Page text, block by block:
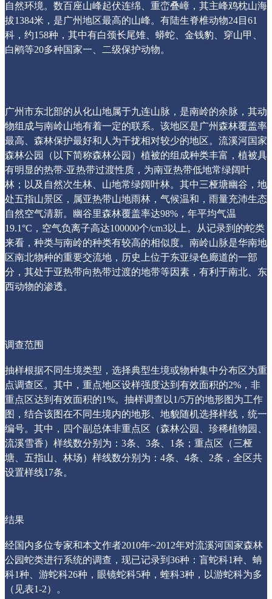
自然环境。数百座山峰起伏连绵、重峦叠嶂，其主峰鸡枕山海
拔1384米，是广州地区最高的山峰。有陆生脊椎动物24目61
科，约158种，其中有白颈长尾雉、蟒蛇、金钱豹、穿山甲、
白鹇等20多种国家一、二级保护动物。
广州市东北部的从化山地属于九连山脉，是南岭的余脉，其动
物组成与南岭山地有着一定的联系。该地区是广州森林覆盖率
最高、森林保护最好和人为干拢相对较少的地区。流溪河国家
森林公园（以下简称森林公园）植被的组成种类丰富，植被具
有明显的热带-亚热带过渡性质，为南亚热带低地常绿阔叶
林；以及自然次生林、山地常绿阔叶林。其中三桠塘幽谷，地
处五指山景区，属亚热带山地雨林，气候温和，雨量充沛生态
自然空气清新。幽谷里森林覆盖率达98%，年平均气温
19.1°C，空气负离子高达100000个/cm3以上。从记录到的蛇类
来看，种类与南岭的种类有较高的相似度。南岭山脉是华南地
区南北物种的重要交流地，历史上位于东亚绿色廊道的一部
分，其处于亚热带向热带过渡的地带等因素，有利于南北、东
西动物的渗透。
调查范围
抽样根据不同生境类型，选择典型生境或物种集中分布区为重
点调查区。其中，重点地区设样强度达到有效面积的2%，非
重点区达到有效面积的1%。抽样调查以1/5万的地形图为工作
图，结合该图在不同生境内的地形、地貌随机选择样线，统一
编号。其中，四个副总体非重点区（森林公园、珍稀植物园、
流溪雪香）样线数分别为：3条、3条、1条；重点区（三桠
塘、五指山、林场）样线数分别为：4条、4条、2条，全区共
设置样线17条。
结果
经国内多位专家和本文作者2010年~2012年对流溪河国家森林
公园蛇类进行系统的调查，现已记录到36种：盲蛇科1种、蚺
科1种、游蛇科26种，眼镜蛇科5种，蝰科3种，以游蛇科为多
（见表1-2）。